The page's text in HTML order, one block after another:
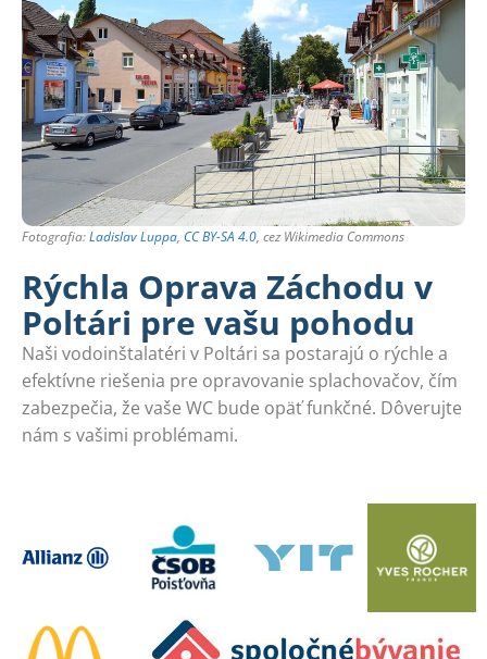
Fotografia:Ladislav Luppa, CC BY-SA 4.0, cez Wikimedia Commons
Rýchla Oprava Záchodu v
Poltári pre vašu pohodu
Naši vodoinštalatéri v Poltári sa postarajú o rýchle a
efektívne riešenia pre opravovanie splachovačov, čím
zabezpečia, že vaše WC bude opäť funkčné. Dôverujte
nám s vašimi problémami.